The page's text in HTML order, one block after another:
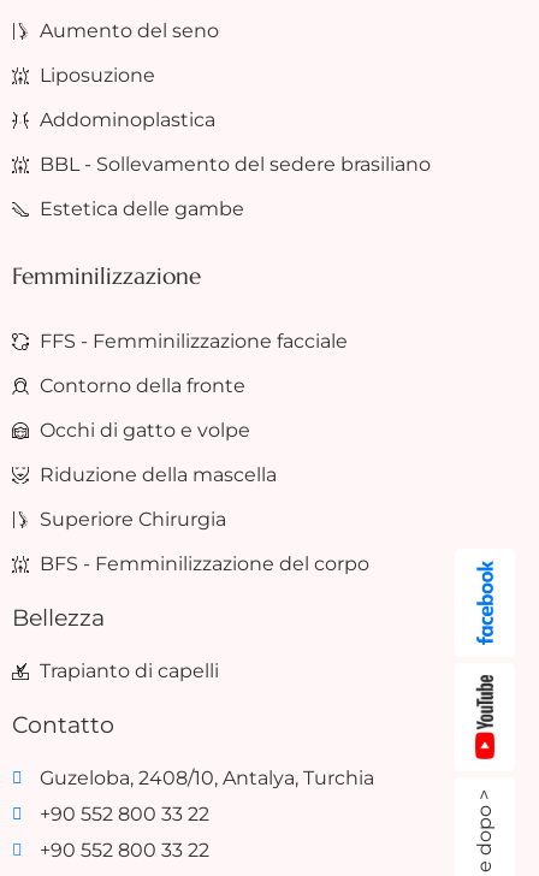
Aumento del seno
Liposuzione
Addominoplastica
BBL - Sollevamento del sedere brasiliano
Estetica delle gambe
Femminilizzazione
FFS - Femminilizzazione facciale
Contorno della fronte
Occhi di gatto e volpe
Riduzione della mascella
Superiore Chirurgia
BFS - Femminilizzazione del corpo
Bellezza
Trapianto di capelli
Contatto
Guzeloba, 2408/10, Antalya, Turchia
+90 552 800 33 22
+90 552 800 33 22